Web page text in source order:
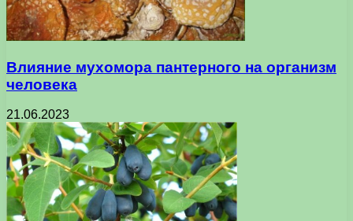
Влияние мухомора пантерного на организм
человека
21.06.2023